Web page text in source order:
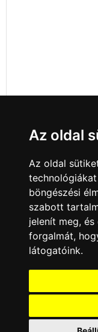
Minden jog
A
fenntartják!
Az oldal
Az oldal
böngészési
szabott
jelenít meg,
forgalmát,
látogatóink.